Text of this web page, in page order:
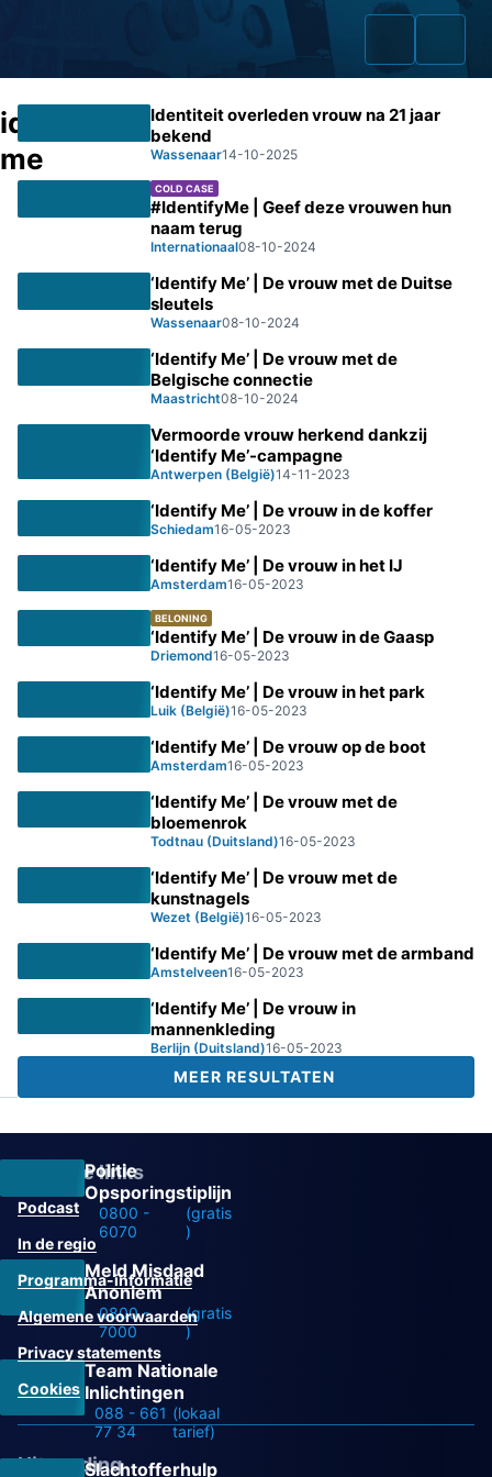
Fraudeurs
Opsporingslijst
Cold Cases
Tip doorgeven
Volg ons
identify
me
Identiteit overleden vrouw na 21 jaar
bekend
Wassenaar14-10-2025
COLD CASE
#IdentifyMe | Geef deze vrouwen hun
naam terug
Internationaal08-10-2024
‘Identify Me’ | De vrouw met de Duitse
sleutels
Wassenaar08-10-2024
‘Identify Me’ | De vrouw met de
Belgische connectie
Maastricht08-10-2024
Vermoorde vrouw herkend dankzij
‘Identify Me’-campagne
Antwerpen (België)14-11-2023
‘Identify Me’ | De vrouw in de koffer
Schiedam16-05-2023
‘Identify Me’ | De vrouw in het IJ
Amsterdam16-05-2023
BELONING
‘Identify Me’ | De vrouw in de Gaasp
Driemond16-05-2023
‘Identify Me’ | De vrouw in het park
Luik (België)16-05-2023
‘Identify Me’ | De vrouw op de boot
Amsterdam16-05-2023
‘Identify Me’ | De vrouw met de
bloemenrok
Todtnau (Duitsland)16-05-2023
‘Identify Me’ | De vrouw met de
kunstnagels
Wezet (België)16-05-2023
‘Identify Me’ | De vrouw met de armband
Amstelveen16-05-2023
‘Identify Me’ | De vrouw in
mannenkleding
Berlijn (Duitsland)16-05-2023
MEER RESULTATEN
Politie
Opsporingstiplijn
0800 -
6070
(gratis
)
Meld Misdaad
Anoniem
0800 -
7000
(gratis
)
Team Nationale
Inlichtingen
088 - 661
77 34
(lokaal
tarief)
Slachtofferhulp
Overige links
Podcast
In de regio
Programma-informatie
Algemene voorwaarden
Privacy statements
Cookies
Uitzending